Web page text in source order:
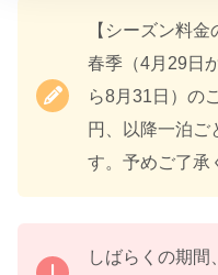
【シーズン料金
春季（4月29日
ら8月31日）の
円、以降一泊ご
す。予めご了承
しばらくの期間